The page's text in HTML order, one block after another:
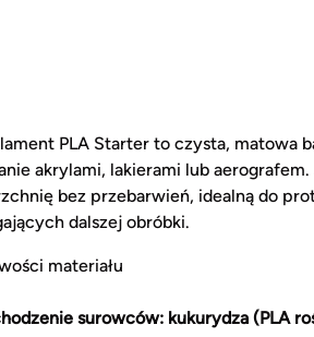
PLA Starter to czysta, matowa
akrylami, lakierami lub
bez przebarwień, idealną do
dalszej obróbki.
materiału
surowców: kukurydza (PLA